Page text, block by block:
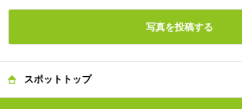
写真を投稿する
スポット トップ